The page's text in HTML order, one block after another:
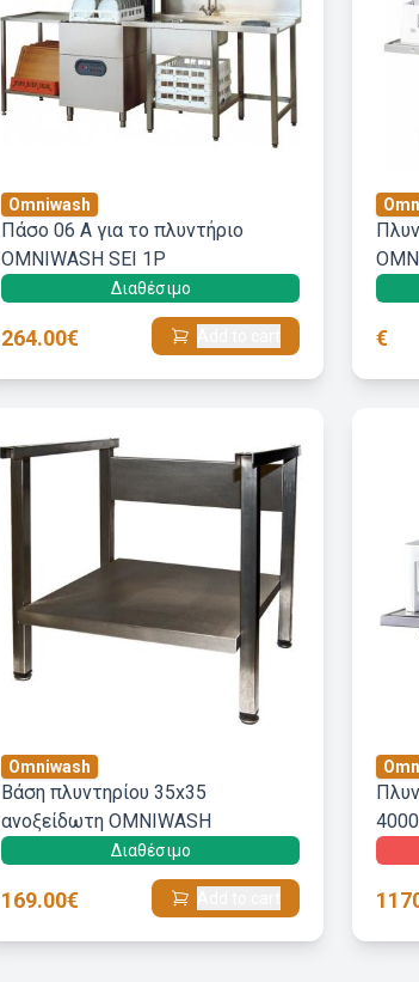
Omniwash
Πάσο 06 Α για το πλυντήριο
OMNIWASH SEI 1P
Διαθέσιμο
264.00€ €
Omniwash
Βάση πλυντηρίου 35x35
ανοξείδωτη OMNIWASH
Διαθέσιμο
169.00€